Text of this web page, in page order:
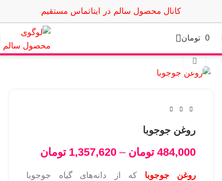
کانال محصول سالم در ایتاتماس مستقیم
0 تومان
روغن جوجوبا
484,000 تومان –
1,357,620 تومان
روغن جوجوبا که از دانه‌های گیاه جوجوبا